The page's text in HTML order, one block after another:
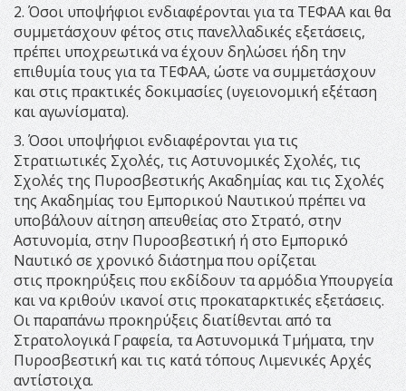
2. Όσοι υποψήφιοι ενδιαφέρονται για τα ΤΕΦΑΑ και θα
συμμετάσχουν φέτος στις πανελλαδικές εξετάσεις,
πρέπει υποχρεωτικά να έχουν δηλώσει ήδη την
επιθυμία τους για τα ΤΕΦΑΑ, ώστε να συμμετάσχουν
και στις πρακτικές δοκιμασίες (υγειονομική εξέταση
και αγωνίσματα).
3. Όσοι υποψήφιοι ενδιαφέρονται για τις
Στρατιωτικές Σχολές, τις Αστυνομικές Σχολές, τις
Σχολές της Πυροσβεστικής Ακαδημίας και τις Σχολές
της Ακαδημίας του Εμπορικού Ναυτικού πρέπει να
υποβάλουν αίτηση απευθείας στο Στρατό, στην
Αστυνομία, στην Πυροσβεστική ή στο Εμπορικό
Ναυτικό σε χρονικό διάστημα που ορίζεται
στις προκηρύξεις που εκδίδουν τα αρμόδια Υπουργεία
και να κριθούν ικανοί στις προκαταρκτικές εξετάσεις.
Οι παραπάνω προκηρύξεις διατίθενται από τα
Στρατολογικά Γραφεία, τα Αστυνομικά Τμήματα, την
Πυροσβεστική και τις κατά τόπους Λιμενικές Αρχές
αντίστοιχα.